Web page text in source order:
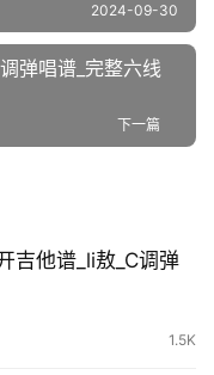
2024-09-30
弹唱谱_完整六线
下一篇
吉他谱_li敖_C调弹
1.5K